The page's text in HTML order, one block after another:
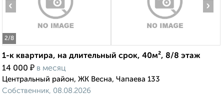
2/8
‹ ›
1-к квартира, на длительный срок, 40м², 8/8 этаж
14 000 ₽ в месяц
Центральный район, ЖК Весна, Чапаева 133
Собственник, 08.08.2026